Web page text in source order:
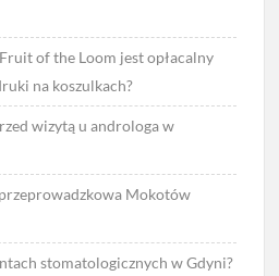
of the Loom jest opłacalny
na koszulkach?
wizytą u androloga w
Mokotów
stomatologicznych w Gdyni?